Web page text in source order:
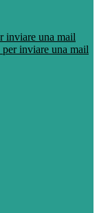
inviare una mail
inviare una mail